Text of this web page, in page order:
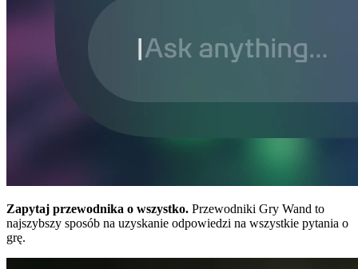
Zapytaj przewodnika o wszystko. Przewodniki Gry Wand to
najszybszy sposób na uzyskanie odpowiedzi na wszystkie pytania o
grę.